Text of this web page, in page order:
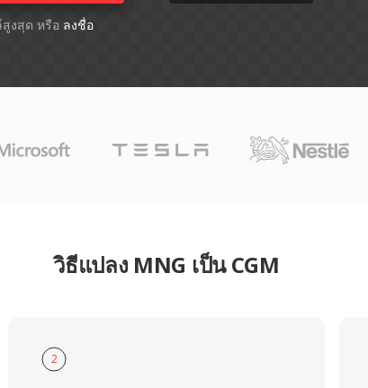
งสุด หรือ ลงชื่อ
วิธีแปลง MNG เป็น CGM
2